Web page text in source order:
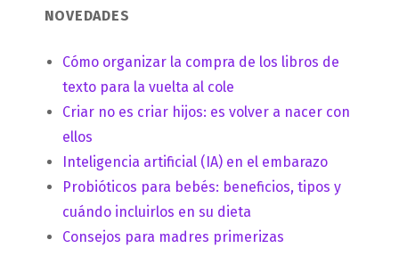
NOVEDADES
Cómo organizar la compra de los libros de
texto para la vuelta al cole
Criar no es criar hijos: es volver a nacer con
ellos
Inteligencia artificial (IA) en el embarazo
Probióticos para bebés: beneficios, tipos y
cuándo incluirlos en su dieta
Consejos para madres primerizas